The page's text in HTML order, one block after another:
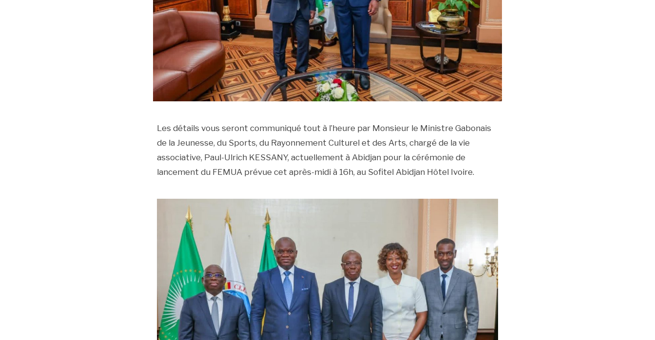
Les détails vous seront communiqué tout à l’heure par Monsieur le Ministre Gabonais
de la Jeunesse, du Sports, du Rayonnement Culturel et des Arts, chargé de la vie
associative, Paul-Ulrich KESSANY, actuellement à Abidjan pour la cérémonie de
lancement du FEMUA prévue cet après-midi à 16h, au Sofitel Abidjan Hôtel Ivoire.